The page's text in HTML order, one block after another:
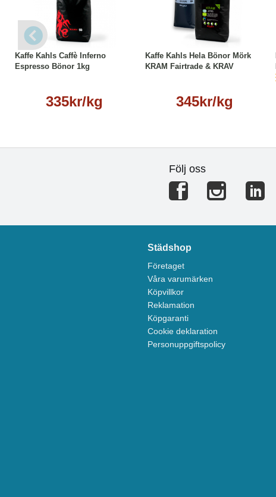
● Etisk märkning: RFA SG & KRAV
Kaffe Kahls Caffè Inferno
Espresso Bönor 1kg
335kr/kg
Läs mer
Kaffe Kahls Hela Bönor Mörk
KRAM Fairtrade & KRAV
345kr/kg
Läs mer
Följ oss
Städshop
Företaget
Våra varumärken
Köpvillkor
Reklamation
Köpgaranti
Cookie deklaration
Personuppgiftspolicy